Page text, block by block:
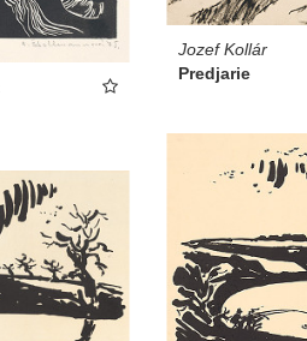
Jozef Kollár
Predjarie